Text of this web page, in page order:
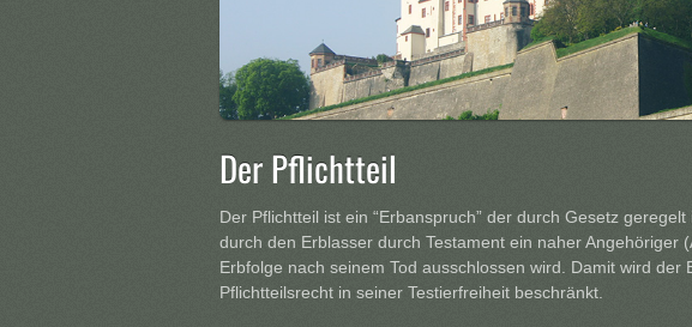
Der Pflichtteil
Der Pflichtteil ist ein “Erbanspruch” der durch Gesetz
durch den Erblasser durch Testament ein naher Angehöriger
Erbfolge nach seinem Tod ausschlossen wird. Damit wird der
Pflichtteilsrecht in seiner Testierfreiheit beschränkt.